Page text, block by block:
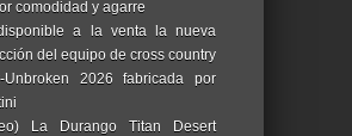
comodidad y agarre
a la venta la nueva
del equipo de cross country
Unbroken 2026 fabricada por
La Durango Titan Desert